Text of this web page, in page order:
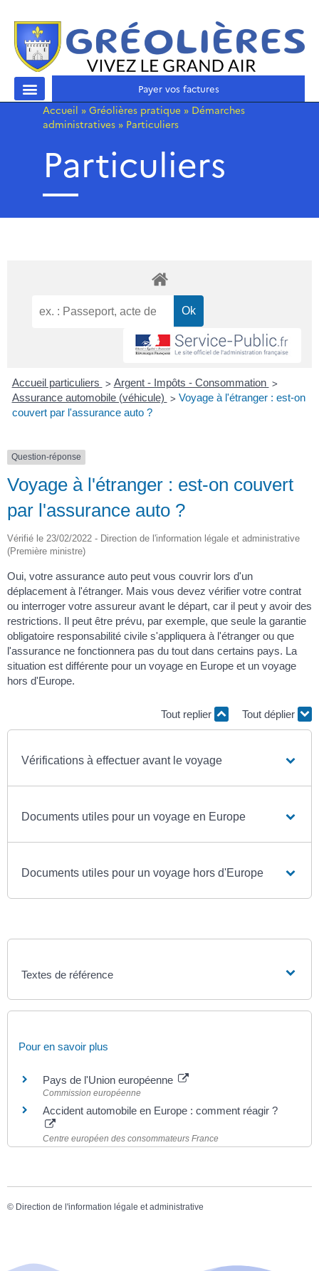
Payer vos factures
Accueil » Gréolières pratique » Démarches
administratives » Particuliers
Particuliers
Accueil particuliers > Argent - Impôts - Consommation >
Assurance automobile (véhicule) > Voyage à l'étranger : est-on
couvert par l'assurance auto ?
Question-réponse
Voyage à l'étranger : est-on couvert
par l'assurance auto ?
Vérifié le 23/02/2022 - Direction de l'information légale et administrative
(Première ministre)
Oui, votre assurance auto peut vous couvrir lors d'un
déplacement à l'étranger. Mais vous devez vérifier votre contrat
ou interroger votre assureur avant le départ, car il peut y avoir des
restrictions. Il peut être prévu, par exemple, que seule la garantie
obligatoire responsabilité civile s'appliquera à l'étranger ou que
l'assurance ne fonctionnera pas du tout dans certains pays. La
situation est différente pour un voyage en Europe et un voyage
hors d'Europe.
Tout replier Tout déplier
Vérifications à effectuer avant le voyage
Documents utiles pour un voyage en Europe
Documents utiles pour un voyage hors d'Europe
Textes de référence
Pour en savoir plus
Pays de l'Union européenne
Commission européenne
Accident automobile en Europe : comment réagir ?
Centre européen des consommateurs France
© Direction de l'information légale et administrative